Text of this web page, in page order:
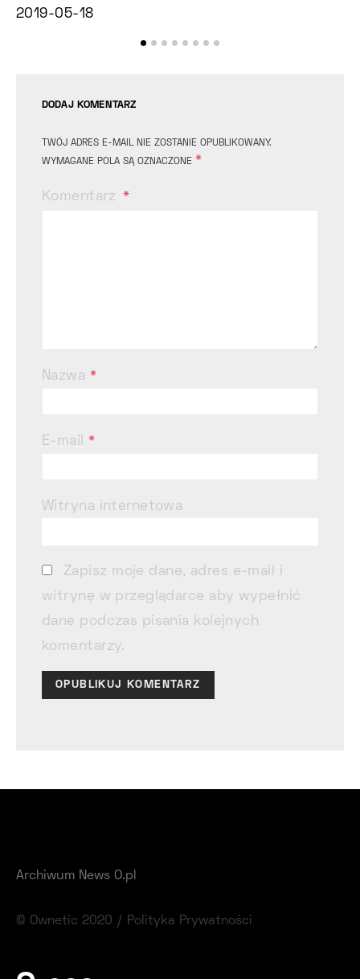
2019-05-18
DODAJ KOMENTARZ
TWÓJ ADRES E-MAIL NIE ZOSTANIE OPUBLIKOWANY.
WYMAGANE POLA SĄ OZNACZONE *
Komentarz
Nazwa *
E-mail*
Witryna internetowa
Zapisz moje dane, adres e-mail i
witrynę w przeglądarce aby wypełnić
dane podczas pisania kolejnych
komentarzy.
Archiwum News O.pl
© Ownetic 2020 / Polityka Prywatności